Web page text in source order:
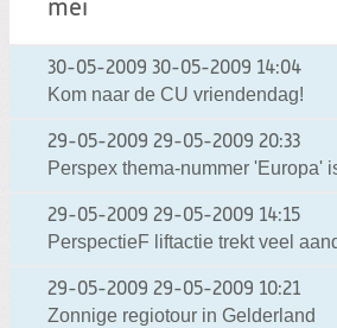
mei
30-05-2009 30-05-2009 14:04
Kom naar de CU vriendendag!
29-05-2009 29-05-2009 20:33
Perspex thema-nummer 'Europa'
29-05-2009 29-05-2009 14:15
PerspectieF liftactie trekt veel
29-05-2009 29-05-2009 10:21
Zonnige regiotour in Gelderland